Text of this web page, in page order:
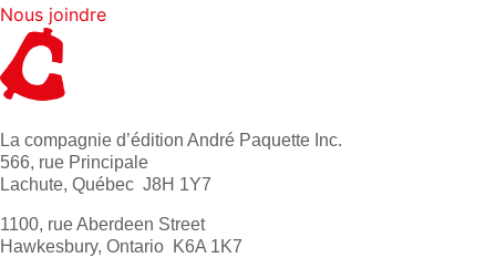
Nous joindre
La compagnie d’édition André Paquette Inc.
566, rue Principale
Lachute, Québec J8H 1Y7
1100, rue Aberdeen Street
Hawkesbury, Ontario K6A 1K7